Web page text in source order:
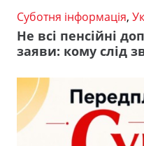
Суботня інформація,
Не всі пенсійні
заяви: кому слід